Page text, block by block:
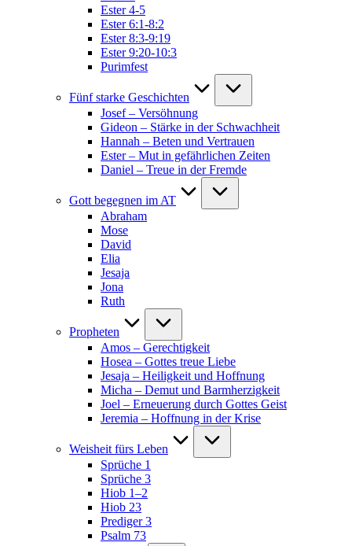
Ester 4-5
Ester 6:1-8:2
Ester 8:3-9:19
Ester 9:20-10:3
Purimfest
Fünf starke Geschichten
Josef – Versöhnung
Gideon – Stärke in der Schwachheit
Hannah – Beten und Vertrauen
Ester – Mut in gefährlichen Zeiten
Daniel – Treue in der Fremde
Gott begegnen im AT
Abraham
Mose
David
Elia
Jesaja
Jona
Ruth
Propheten
Amos – Gerechtigkeit
Hosea – Gottes treue Liebe
Jesaja – Heiligkeit und Hoffnung
Micha – Demut und Barmherzigkeit
Joel – Erneuerung durch Gottes Geist
Jeremia – Hoffnung in der Krise
Weisheit fürs Leben
Sprüche 1
Sprüche 3
Hiob 1–2
Hiob 23
Prediger 3
Psalm 73